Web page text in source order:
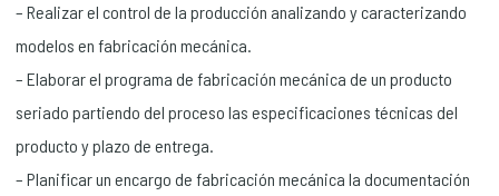
– Realizar el control de la producción analizando y caracterizando
modelos en fabricación mecánica.
– Elaborar el programa de fabricación mecánica de un producto
seriado partiendo del proceso las especificaciones técnicas del
producto y plazo de entrega.
– Planificar un encargo de fabricación mecánica la documentación